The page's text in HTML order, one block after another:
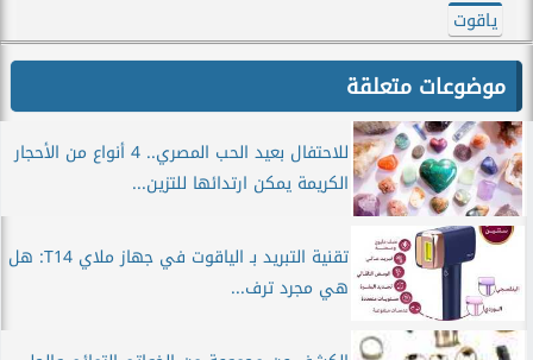
ياقوت
موضوعات متعلقة
للاحتفال بعيد الحب المصري.. 4 أنواع من الأحجار
الكريمة يمكن ارتدائها للتزين...
تقنية التبريد بـ الياقوت في جهاز ملاي T14: هل
هي مجرد ترف...